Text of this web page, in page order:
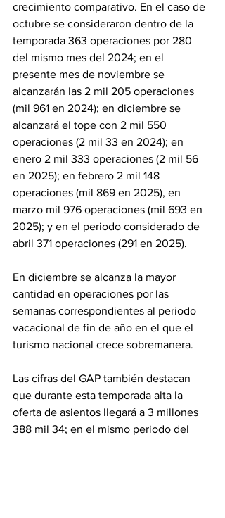
crecimiento comparativo. En el caso de
octubre se consideraron dentro de la
temporada 363 operaciones por 280
del mismo mes del 2024; en el
presente mes de noviembre se
alcanzarán las 2 mil 205 operaciones
(mil 961 en 2024); en diciembre se
alcanzará el tope con 2 mil 550
operaciones (2 mil 33 en 2024); en
enero 2 mil 333 operaciones (2 mil 56
en 2025); en febrero 2 mil 148
operaciones (mil 869 en 2025), en
marzo mil 976 operaciones (mil 693 en
2025); y en el periodo considerado de
abril 371 operaciones (291 en 2025).
En diciembre se alcanza la mayor
cantidad en operaciones por las
semanas correspondientes al periodo
vacacional de fin de año en el que el
turismo nacional crece sobremanera.
Las cifras del GAP también destacan
que durante esta temporada alta la
oferta de asientos llegará a 3 millones
388 mil 34; en el mismo periodo del